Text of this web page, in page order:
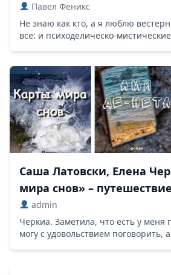
Павел Феникс
Не знаю как кто, а я люблю
все: и психоделическо-
Саша Латовски, Елена
мира снов» –
admin
Черкиа. Заметила, что есть у меня
могу с удовольствием поговорить,